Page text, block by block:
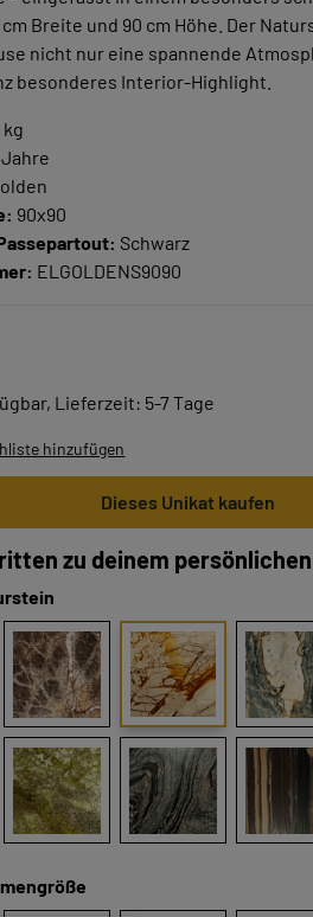
cm Breite und 90 cm Höhe. Der
nicht nur eine spannende
besonderes Interior-Highlight.
kg
90x90
Schwarz
ELGOLDENS9090
Lieferzeit: 5-7 Tage
hinzufügen
Dieses Unikat kaufen
zu deinem